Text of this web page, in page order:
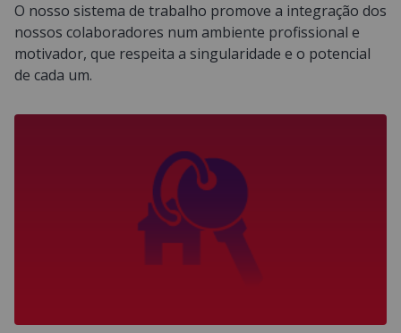
O nosso sistema de trabalho promove a integração dos
nossos colaboradores num ambiente profissional e
motivador, que respeita a singularidade e o potencial
de cada um.